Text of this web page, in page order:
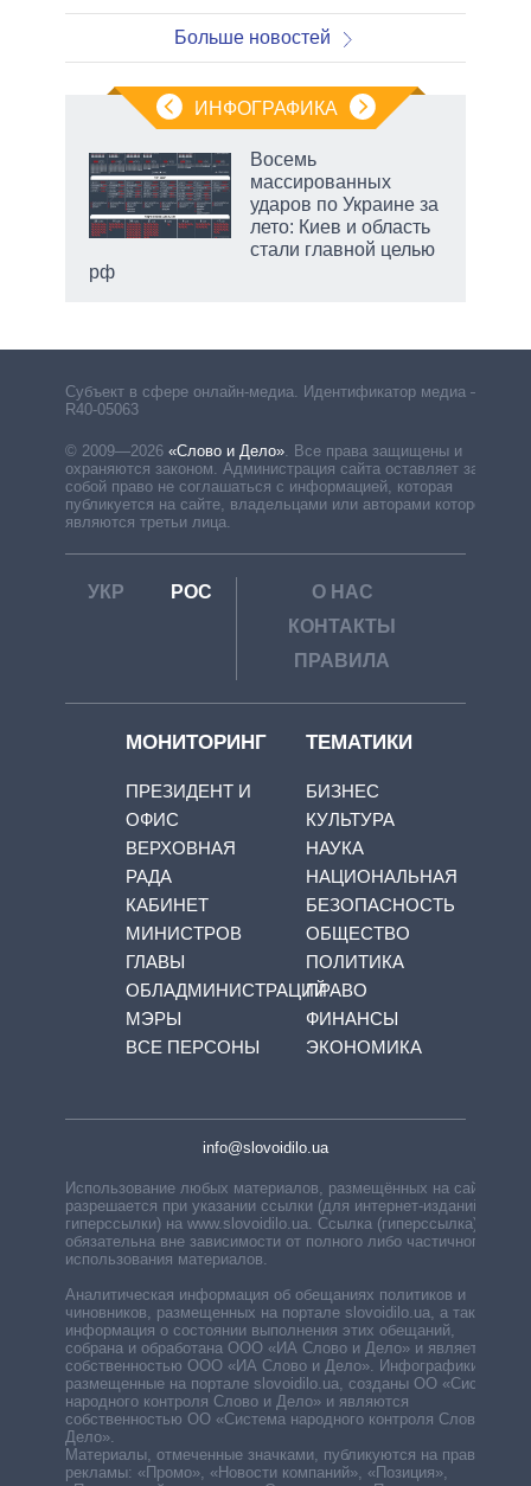
Больше новостей
ИНФОГРАФИКА
Восемь
массированных
ударов по Украине за
лето: Киев и область
стали главной целью
рф
Субъект в сфере онлайн-медиа. Идентификатор медиа –
R40-05063
© 2009—2026 «Слово и Дело» Все права защищены и
охраняются законом. Администрация сайта оставляет за
собой право не соглашаться с информацией, которая
публикуется на сайте, владельцами или авторами которой
являются третьи лица.
УКР РОС
О НАС
КОНТАКТЫ
ПРАВИЛА
МОНИТОРИНГ
ПРЕЗИДЕНТ И
ОФИС
ВЕРХОВНАЯ
РАДА
КАБИНЕТ
МИНИСТРОВ
ГЛАВЫ
ОБЛАДМИНИСТРАЦИЙ
МЭРЫ
ВСЕ ПЕРСОНЫ
ТЕМАТИКИ
БИЗНЕС
КУЛЬТУРА
НАУКА
НАЦИОНАЛЬНАЯ
БЕЗОПАСНОСТЬ
ОБЩЕСТВО
ПОЛИТИКА
ПРАВО
ФИНАНСЫ
ЭКОНОМИКА
info@slovoidilo.ua
Использование любых материалов, размещённых на сайте,
разрешается при указании ссылки (для интернет-изданий —
гиперссылки) на www.slovoidilo.ua. Ссылка (гиперссылка)
обязательна вне зависимости от полного либо частичного
использования материалов.
Аналитическая информация об обещаниях политиков и
чиновников, размещенных на портале slovoidilo.ua, а также
информация о состоянии выполнения этих обещаний,
собрана и обработана ООО «ИА Слово и Дело» и является
собственностью ООО «ИА Слово и Дело». Инфографики,
размещенные на портале slovoidilo.ua, созданы ОО «Система
народного контроля Слово и Дело» и являются
собственностью ОО «Система народного контроля Слово и
Дело».
Материалы, отмеченные значками, публикуются на правах
рекламы: «Промо», «Новости компаний», «Позиция»,